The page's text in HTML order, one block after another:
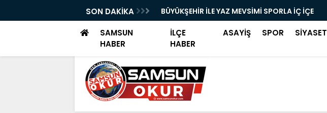
SON DAKİKA BÜYÜKŞEHİR İLE YAZ MEVSİMİ SPORLA İÇ İÇE
SAMSUN
HABER
İLÇE
HABER
ASAYİŞ SPOR SİYASET